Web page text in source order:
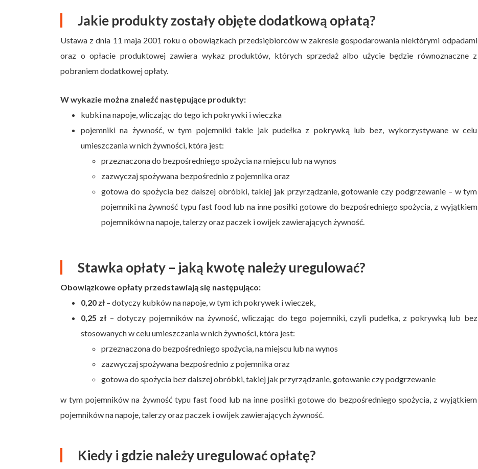
Jakie produkty zostały objęte dodatkową opłatą?
Ustawa z dnia 11 maja 2001 roku o obowiązkach przedsiębiorców w zakresie gospodarowania niektórymi odpadami
oraz o opłacie produktowej zawiera wykaz produktów, których sprzedaż albo użycie będzie równoznaczne z
pobraniem dodatkowej opłaty.
W wykazie można znaleźć następujące produkty:
kubki na napoje, wliczając do tego ich pokrywki i wieczka
pojemniki na żywność, w tym pojemniki takie jak pudełka z pokrywką lub bez, wykorzystywane w celu
umieszczania w nich żywności, która jest:
przeznaczona do bezpośredniego spożycia na miejscu lub na wynos
zazwyczaj spożywana bezpośrednio z pojemnika oraz
gotowa do spożycia bez dalszej obróbki, takiej jak przyrządzanie, gotowanie czy podgrzewanie – w tym
pojemniki na żywność typu fast food lub na inne posiłki gotowe do bezpośredniego spożycia, z wyjątkiem
pojemników na napoje, talerzy oraz paczek i owijek zawierających żywność.
Stawka opłaty – jaką kwotę należy uregulować?
Obowiązkowe opłaty przedstawiają się następująco:
0,20 zł – dotyczy kubków na napoje, w tym ich pokrywek i wieczek,
0,25 zł – dotyczy pojemników na żywność, wliczając do tego pojemniki, czyli pudełka, z pokrywką lub bez
stosowanych w celu umieszczania w nich żywności, która jest:
przeznaczona do bezpośredniego spożycia, na miejscu lub na wynos
zazwyczaj spożywana bezpośrednio z pojemnika oraz
gotowa do spożycia bez dalszej obróbki, takiej jak przyrządzanie, gotowanie czy podgrzewanie
w tym pojemników na żywność typu fast food lub na inne posiłki gotowe do bezpośredniego spożycia, z wyjątkiem
pojemników na napoje, talerzy oraz paczek i owijek zawierających żywność.
Kiedy i gdzie należy uregulować opłatę?